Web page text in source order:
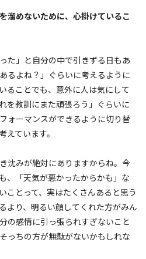
溜めないために、心掛けているこ
た」と自分の中で引きずる日もあ
るよね？」ぐらいに考えるように
ることでも、意外に人は気にして
を教訓にまた頑張ろう」ぐらいに
ォーマンスができるように切り替
えています。
沈みが絶対にありますからね。今
、「天気が悪かったからかも」な
ことって、実はたくさんあると思う
より、明るい顔してくれた方がみん
の感情に引っ張られすぎないこと
っちの方が無駄がないかもしれな